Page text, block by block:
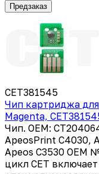
Предзаказ
CET381545
Чип картриджа для
Magenta,
Чип. OEM:
ApeosPrint C4030,
Apeos C3530 OEM
цикл CET